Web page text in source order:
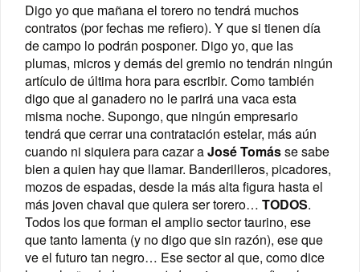
Digo yo que mañana el torero no tendrá muchos
contratos (por fechas me refiero). Y que si tienen día
de campo lo podrán posponer. Digo yo, que las
plumas, micros y demás del gremio no tendrán ningún
artículo de última hora para escribir. Como también
digo que al ganadero no le parirá una vaca esta
misma noche. Supongo, que ningún empresario
tendrá que cerrar una contratación estelar, más aún
cuando ni siquiera para cazar aJosé Tomásse sabe
bien a quien hay que llamar. Banderilleros, picadores,
mozos de espadas, desde la más alta figura hasta el
más joven chaval que quiera ser torero… TODOS.
Todos los que forman el amplio sector taurino, ese
que tanto lamenta (y no digo que sin razón), ese que
ve el futuro tan negro… Ese sector al que, como dice